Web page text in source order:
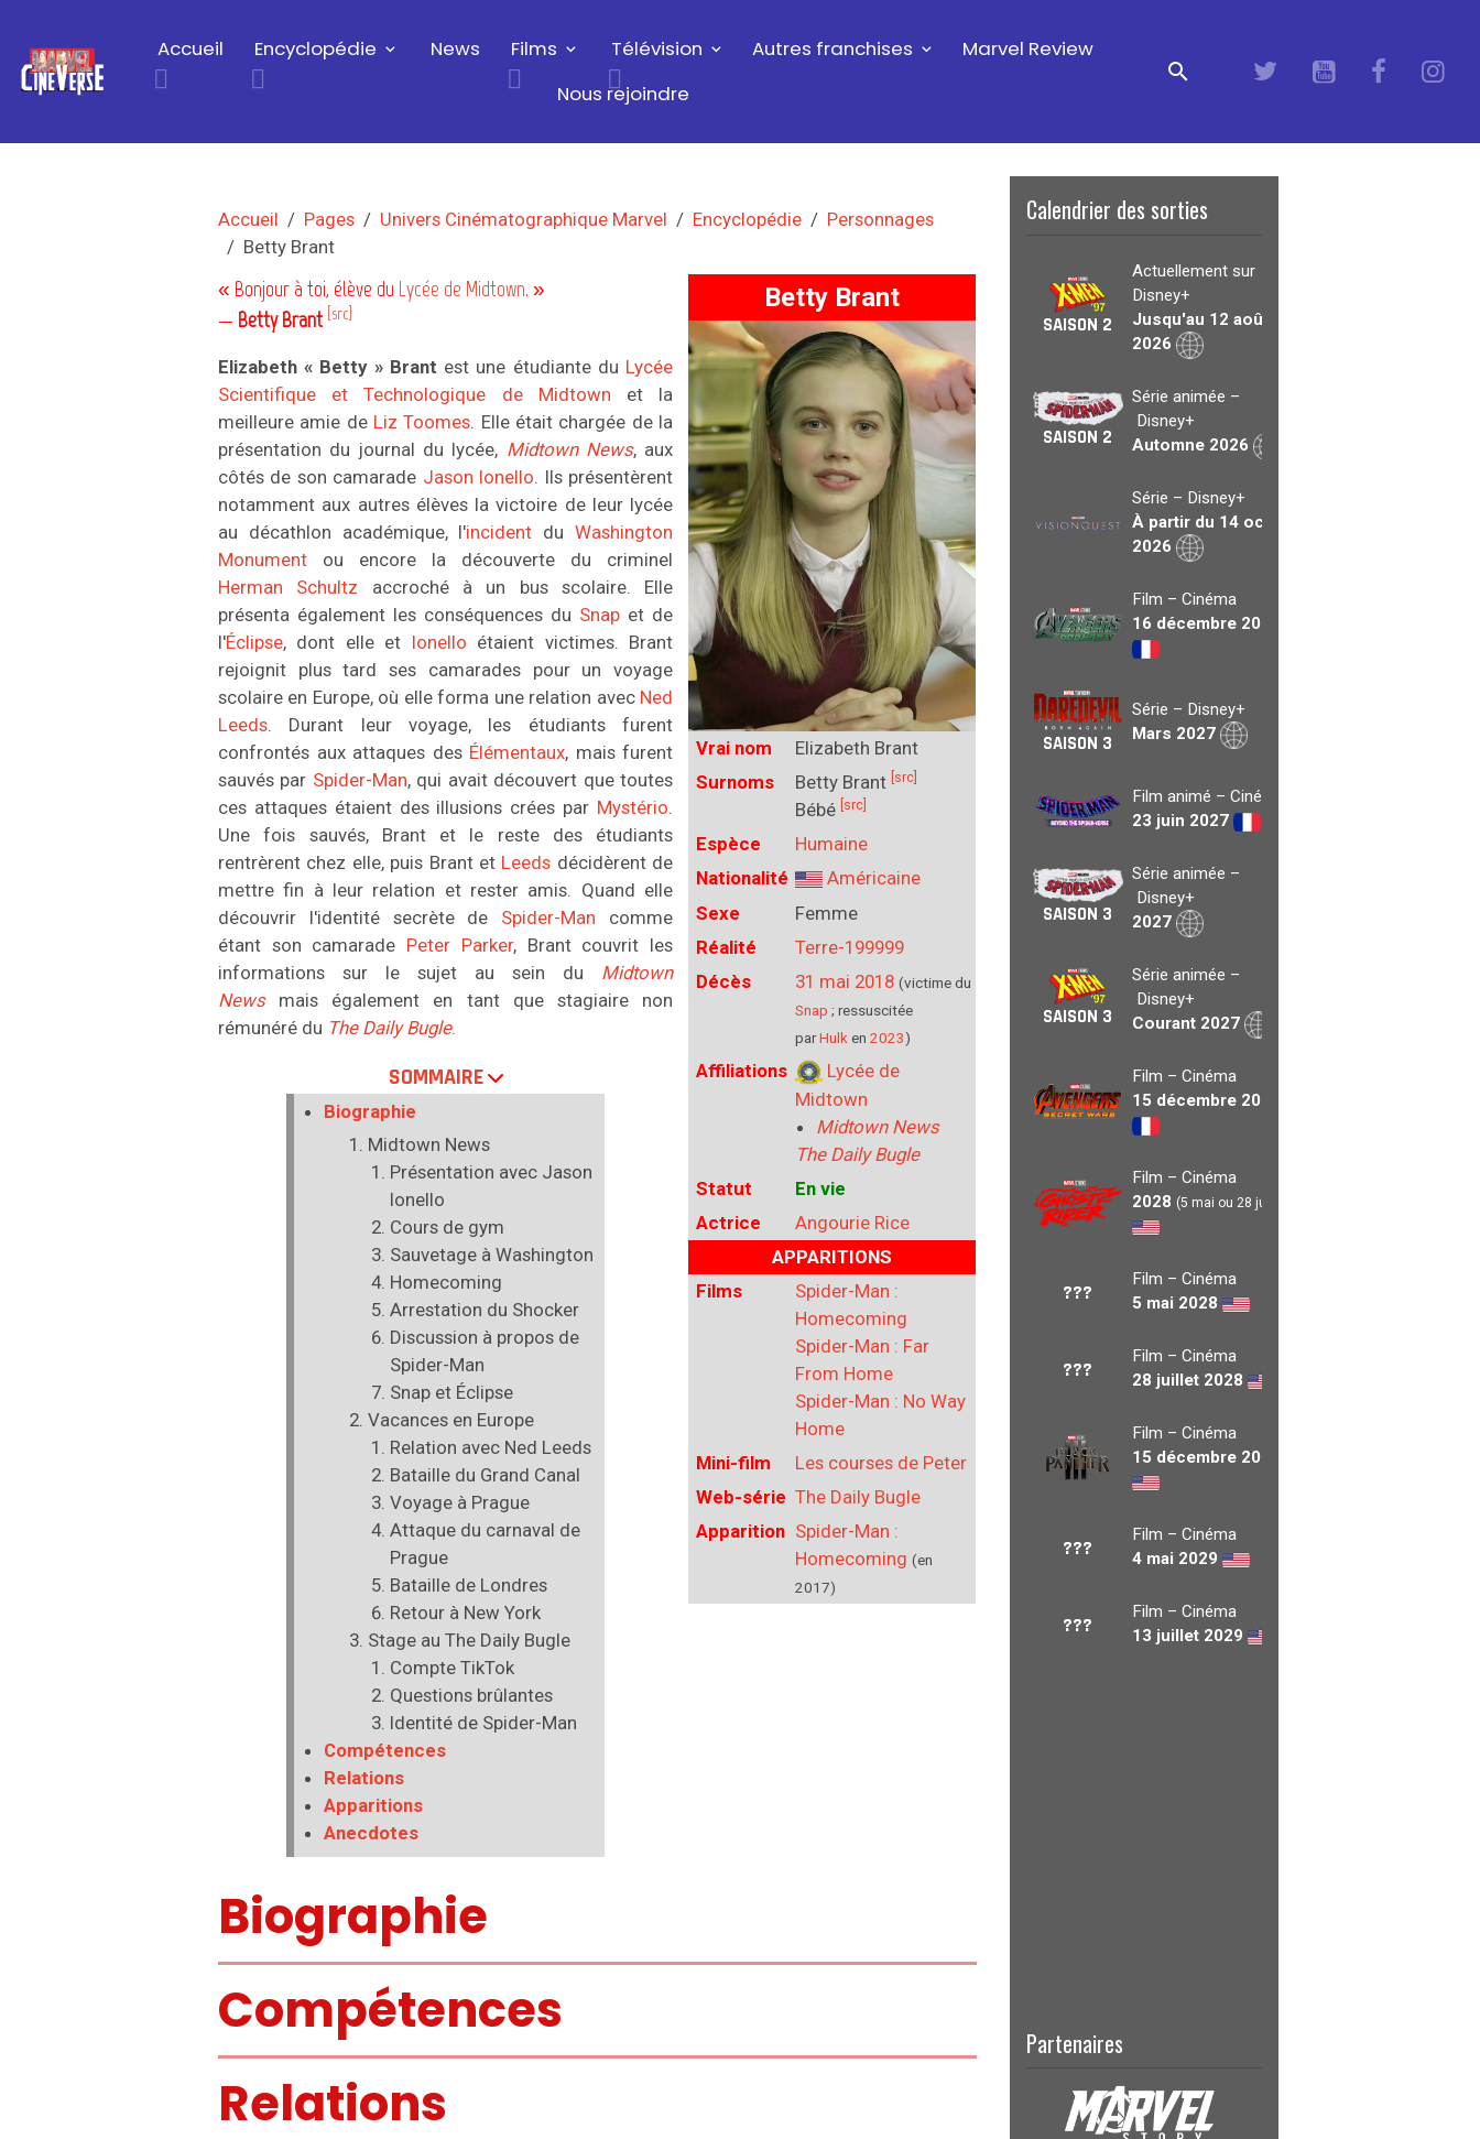
Accueil Encyclopédie News Films Télévision Autres franchises
Marvel Review
Nous rejoindre
Accueil Pages Univers Cinématographique Marvel Encyclopédie
Personnages
Betty Brant
Betty Brant
Vrai nom
Elizabeth Brant
Surnoms
Betty Brant [src]
Bébé [src]
Espèce
Humaine
Nationalité
Américaine
Sexe
Femme
Réalité
Terre-199999
Décès
31 mai 2018 (victime du
Snap ; ressuscitée
parHulken 2023)
Affiliations
Lycée de
Midtown
Midtown News
The Daily Bugle
Statut
En vie
Actrice
Angourie Rice
APPARITIONS
Films
Spider-Man :
Homecoming
Spider-Man : Far
From Home
Spider-Man : No Way
Home
Mini-film
Les courses de Peter
Web-série The Daily Bugle
Apparition Spider-Man :
Homecoming (en
2017)
« Bonjour à toi, élève du Lycée de Midtown. »
— Betty Brant [src]
Elizabeth « Betty » Brant est une étudiante du Lycée
Scientifique et Technologique de Midtown et la
meilleure amie de Liz Toomes. Elle était chargée de la
présentation du journal du lycée, Midtown News, aux
côtés de son camarade Jason Ionello. Ils présentèrent
notamment aux autres élèves la victoire de leur lycée
au décathlon académique, l'incident duWashington
Monument ou encore la découverte du criminel
Herman Schultz accroché à un bus scolaire. Elle
présenta également les conséquences du Snap et de
l'Éclipse, dont elle et Ionello étaient victimes. Brant
rejoignit plus tard ses camarades pour un voyage
scolaire en Europe, où elle forma une relation avec Ned
Leeds. Durant leur voyage, les étudiants furent
confrontés aux attaques des Élémentaux, mais furent
sauvés par Spider-Man, qui avait découvert que toutes
ces attaques étaient des illusions crées par Mystério.
Une fois sauvés, Brant et le reste des étudiants
rentrèrent chez elle, puis Brant et Leeds décidèrent de
mettre fin à leur relation et rester amis. Quand elle
découvrir l'identité secrète de Spider-Man comme
étant son camarade Peter Parker, Brant couvrit les
informations sur le sujet au sein du Midtown
Newsmais également en tant que stagiaire non
rémunéré du The Daily Bugle.
SOMMAIRE
Biographie
Midtown News
Présentation avec Jason
Ionello
Cours de gym
Sauvetage à Washington
Homecoming
Arrestation du Shocker
Discussion à propos de
Spider-Man
Snap et Éclipse
Vacances en Europe
Relation avec Ned Leeds
Bataille du Grand Canal
Voyage à Prague
Attaque du carnaval de
Prague
Bataille de Londres
Retour à New York
Stage au The Daily Bugle
Compte TikTok
Questions brûlantes
Identité de Spider-Man
Compétences
Relations
Apparitions
Anecdotes
Biographie
Compétences
Relations
Calendrier des sorties
SAISON 2
Actuellement sur
Disney+
Jusqu'au 12 août
2026
SAISON 2
Série animée –
Disney+
Automne 2026
Série – Disney+
À partir du 14 oct.
2026
Film – Cinéma
16 décembre 2026
SAISON 3
Série – Disney+
Mars 2027
Film animé – Cinéma
23 juin 2027
SAISON 3
Série animée –
Disney+
2027
SAISON 3
Série animée –
Disney+
Courant 2027
Film – Cinéma
15 décembre 2027
Film – Cinéma
2028 (5 mai ou 28 juil.)
???
Film – Cinéma
5 mai 2028
???
Film – Cinéma
28 juillet 2028
Film – Cinéma
15 décembre 2028
???
Film – Cinéma
4 mai 2029
???
Film – Cinéma
13 juillet 2029
Partenaires